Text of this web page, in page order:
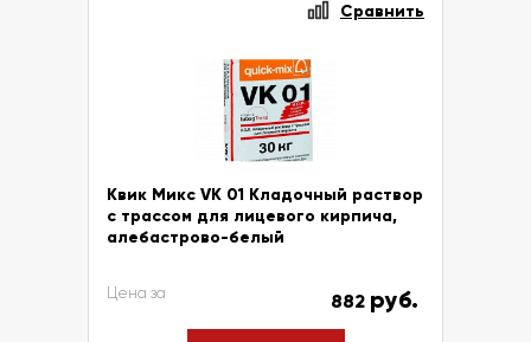
Сравнить
Квик Микс VK 01 Кладочный раствор
с трассом для лицевого кирпича,
алебастрово-белый
Цена за 882 руб.